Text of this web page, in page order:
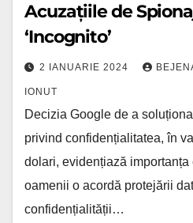
‘Incognito’
Acuzațiile de
‘Incognito’
2 IANUARIE 2024
IONUT
Decizia Google de a
privind confidențialitatea, în
dolari, evidențiază importanța
oamenii o acordă protejării
confidențialității…